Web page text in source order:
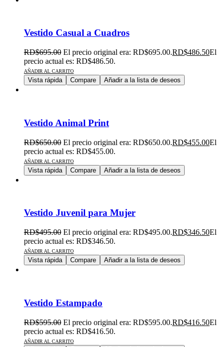
Vestido Casual a Cuadros
RD$695.00 El precio original era: RD$695.00.RD$486.50El
precio actual es: RD$486.50.
AÑADIR AL CARRITO
Vista rápida Compare Añadir a la lista de deseos
Vestido Animal Print
RD$650.00 El precio original era: RD$650.00.RD$455.00El
precio actual es: RD$455.00.
AÑADIR AL CARRITO
Vista rápida Compare Añadir a la lista de deseos
Vestido Juvenil para Mujer
RD$495.00 El precio original era: RD$495.00.RD$346.50El
precio actual es: RD$346.50.
AÑADIR AL CARRITO
Vista rápida Compare Añadir a la lista de deseos
Vestido Estampado
RD$595.00 El precio original era: RD$595.00.RD$416.50El
precio actual es: RD$416.50.
AÑADIR AL CARRITO